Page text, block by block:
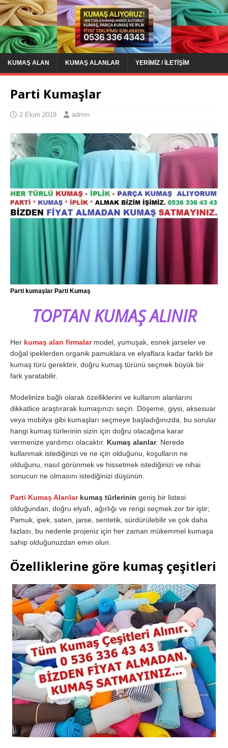
KUMAŞ ALAN KUMAŞ ALANLAR YERIMIZ / İLETIŞIM
Parti Kumaşlar
2 Ekim 2019 admin
Parti kumaşlar Parti Kumaş
TOPTAN KUMAŞ ALINIR
Her kumaş alan firmalarmodel, yumuşak, esnek jarseler ve
doğal ipeklerden organik pamuklara ve elyaflara kadar farklı bir
kumaş türü gerektirir, doğru kumaş türünü seçmek büyük bir
fark yaratabilir.
Modelinize bağlı olarak özelliklerini ve kullanım alanlarını
dikkatlice araştırarak kumaşınızı seçin. Döşeme, giysi, aksesuar
veya mobilya gibi kumaşları seçmeye başladığınızda, bu sorular
hangi kumaş türlerinin sizin için doğru olacağına karar
vermenize yardımcı olacaktır. Kumaş alanlar. Nerede
kullanmak istediğinizi ve ne için olduğunu, koşulların ne
olduğunu, nasıl görünmek ve hissetmek istediğinizi ve nihai
sonucun ne olmasını istediğinizi düşünün.
Parti Kumaş Alanlar kumaş türlerinin geniş bir listesi
olduğundan, doğru elyafı, ağırlığı ve rengi seçmek zor bir iştir;
Pamuk, ipek, saten, jarse, sentetik, sürdürülebilir ve çok daha
fazlası, bu nedenle projeniz için her zaman mükemmel kumaşa
sahip olduğunuzdan emin olun.
Özelliklerine göre kumaş çeşitleri